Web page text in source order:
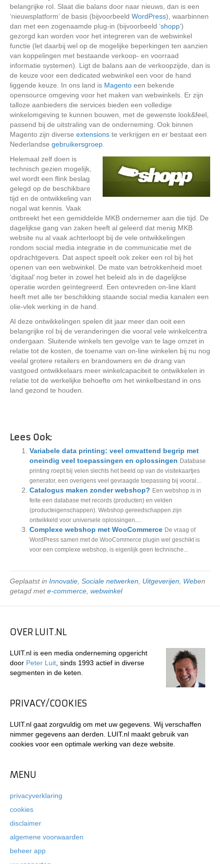
belangrijke rol. Slaat die balans door naar nieuws, dan is een
‘nieuwsplatform’ de basis (bijvoorbeeld WordPress), waarbinnen
dan met een zogenaamde plug-in (bijvoorbeeld ‘shopp‘)
gezorgd kan worden voor het integreren van de webwinkel
functie (let daarbij wel op de mogelijke beperkingen ten aanzien
van koppelingen met bestaande verkoop- en voorraad
informatie systemen). Ligt de balans aan de verkoopzijde, dan is
de keuze voor een dedicated webwinkel een voor de hand
liggende keuze. In ons land is Magento een bekende
opensource omgeving voor het maken van webwinkels. Er zijn
talloze aanbieders die services bieden een volledige
winkelomgeving te kunnen bouwen, met de gewenste look&feel,
passend bij de uitstraling van de onderneming. Ook binnen
Magento zijn diverse extensions te verkrijgen en er bestaat een
Nederlandse gebruikersgroep
Helemaal zelf doen is
technisch gezien mogelijk,
wel wordt een flink beslag
gelegd op de beschikbare
tijd en de ontwikkeling van
nogal wat kennis. Vaak
ontbreekt het een gemiddelde MKB ondernemer aan die tijd. De
dagelijkse gang van zaken heeft al geleerd dat menig MKB
website nu al vaak achterloopt bij de vele ontwikkelingen
rondom social media integratie in de communicatie met de
opdrachtgevers. Dat aspect speelt ook zeker een rol bij het
openen van een webwinkel. De mate van betrokkenheid moet
‘digitaal’ nog beter in zowel het beleid als in de dagelijkse
operatie worden geïntegreerd. Een ontevreden on-line klant
heeft met alle ter beschikking staande social media kanalen een
olie-vlek werking in de hand.
Al deze ontwikkelingen spelen dit jaar meer dan ooit een
belangrijke rol bij de veranderingen die vooral vele winkelcentra
ondergaan. Sluitende winkels ten gevolge van te lage omzet in
relatie tot de kosten, de toename van on-line winkelen bij nu nog
veelal grotere retailers en brandowners en de drang van
vastgoed ontwikkelaars meer winkelcapaciteit te ontwikkelen in
relatie tot de werkelijke behoefte om het winkelbestand in ons
land gezond te houden.
Lees Ook:
Variabele data printing: veel omvattend begrip met
oneindig veel toepassingen en oplossingen Database
printing roept bij velen slechts het beeld op van de visitekaartjes
generator, een overigens veel gevraagde toepassing bij vooral...
Catalogus maken zonder webshop? Een webshop is in
feite een database met records (producten) en velden
(producteigenschappen). Webshop gereedschappen zijn
ontwikkeld voor universele oplossingen....
Complexe webshop met WooCommerce De vraag of
WordPress samen met de WooCommerce plugin wel geschikt is
voor een complexe webshop, is eigenlijk geen technische...
Geplaatst in Innovatie Sociale netwerken Uitgeverijen Weben
getagd mete-commerce webwinkel
OVER LUIT.NL
LUIT.nl is een media onderneming opgericht
door Peter Luit , sinds 1993 actief in diverse
segmenten in de keten.
PRIVACY/COOKIES
LUIT.nl gaat zorgvuldig om met uw gegevens. Wij verschaffen
nimmer gegevens aan derden. LUIT.nl maakt gebruik van
cookies voor een optimale werking van deze website.
MENU
privacyverklaring
cookies
disclaimer
algemene voorwaarden
beheer app